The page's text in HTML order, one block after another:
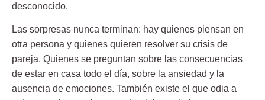
desconocido.
Las sorpresas nunca terminan: hay quienes piensan en
otra persona y quienes quieren resolver su crisis de
pareja. Quienes se preguntan sobre las consecuencias
de estar en casa todo el día, sobre la ansiedad y la
ausencia de emociones. También existe el que odia a